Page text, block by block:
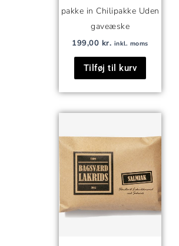
pakke in Chilipakke Uden
gaveæske
199,00 kr. inkl. moms
Tilføj til kurv